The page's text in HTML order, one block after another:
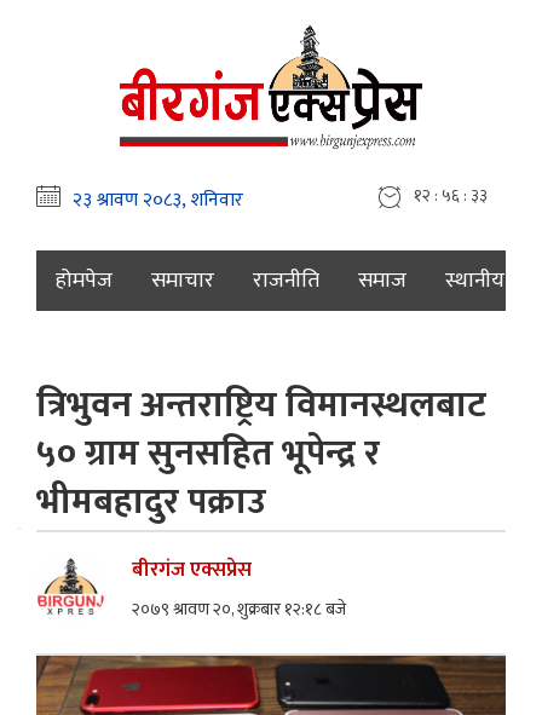
१२ : ५६ : ३४
होमपेज समाचार राजनीति समाज स्थानीय
त्रिभुवन अन्तराष्ट्रिय विमानस्थलबाट
५० ग्राम सुनसहित भूपेन्द्र र
भीमबहादुर पक्राउ
बीरगंज एक्सप्रेस
२०७९ श्रावण २०, शुक्रबार १२:१८ बजे